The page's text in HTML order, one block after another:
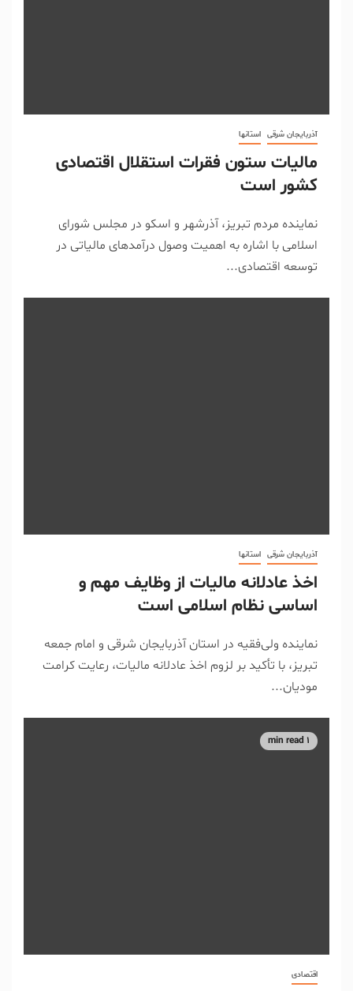
آذربایجان شرقی استانها
مالیات ستون فقرات استقلال اقتصادی
کشور است
نماینده مردم تبریز، آذرشهر و اسکو در مجلس شورای
اسلامی با اشاره به اهمیت وصول درآمدهای مالیاتی در
توسعه اقتصادی...
آذربایجان شرقی استانها
اخذ عادلانه مالیات از وظایف مهم و
اساسی نظام اسلامی‌ است
نماینده ولی‌فقیه در استان آذربایجان شرقی و امام جمعه
تبریز، با تأکید بر لزوم اخذ عادلانه مالیات، رعایت کرامت
مودیان...
1 min read
اقتصادی